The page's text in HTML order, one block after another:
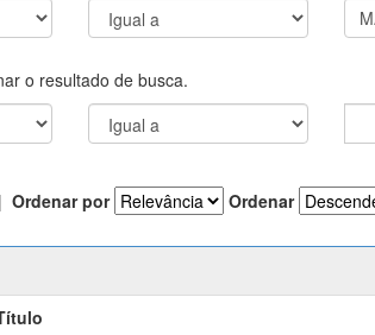
o resultado de busca.
| Ordenar por Ordenar